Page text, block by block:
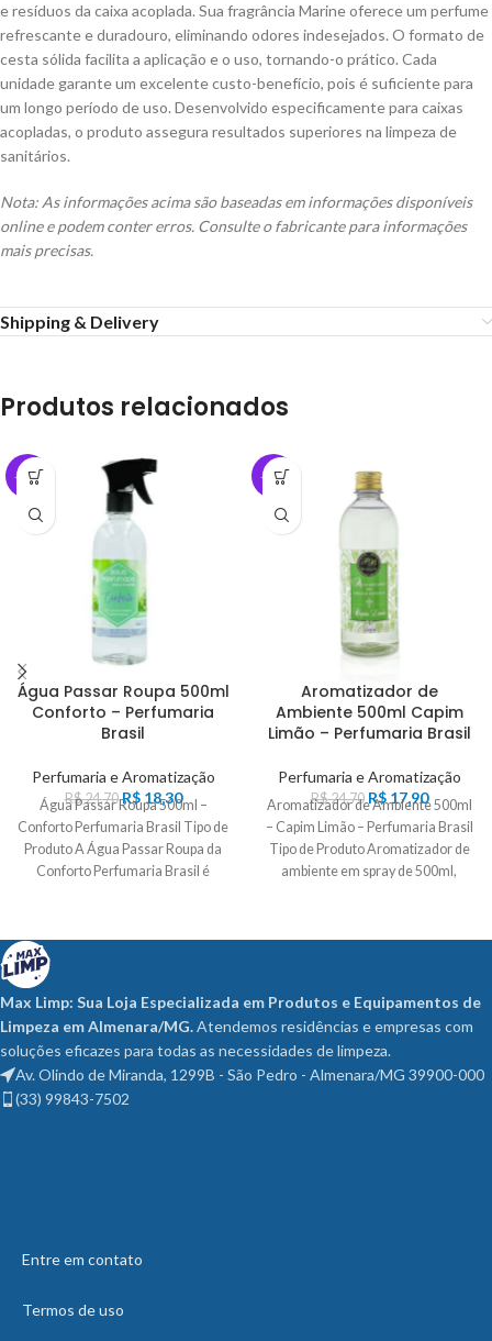
e resíduos da caixa acoplada. Sua fragrância Marine oferece um perfume
refrescante e duradouro, eliminando odores indesejados. O formato de
cesta sólida facilita a aplicação e o uso, tornando-o prático. Cada
unidade garante um excelente custo-benefício, pois é suficiente para
um longo período de uso. Desenvolvido especificamente para caixas
acopladas, o produto assegura resultados superiores na limpeza de
sanitários.
Nota: As informações acima são baseadas em informações disponíveis
online e podem conter erros. Consulte o fabricante para informações
mais precisas.
Shipping & Delivery
Produtos relacionados
-26%
Água Passar Roupa 500ml
Conforto – Perfumaria
Brasil
Perfumaria e Aromatização
R$24,70 R$18,30
Água Passar Roupa 500ml –
Conforto Perfumaria Brasil Tipo de
Produto A Água Passar Roupa da
Conforto Perfumaria Brasil é
-28%
Aromatizador de
Ambiente 500ml Capim
Limão – Perfumaria Brasil
Perfumaria e Aromatização
R$24,70 R$17,90
Aromatizador de Ambiente 500ml
– Capim Limão – Perfumaria Brasil
Tipo de Produto Aromatizador de
ambiente em spray de 500ml,
Max Limp: Sua Loja Especializada em Produtos e Equipamentos de
Limpeza em Almenara/MG.Atendemos residências e empresas com
soluções eficazes para todas as necessidades de limpeza.
Av. Olindo de Miranda, 1299B - São Pedro - Almenara/MG 39900-000
(33) 99843-7502
Entre em contato
Termos de uso